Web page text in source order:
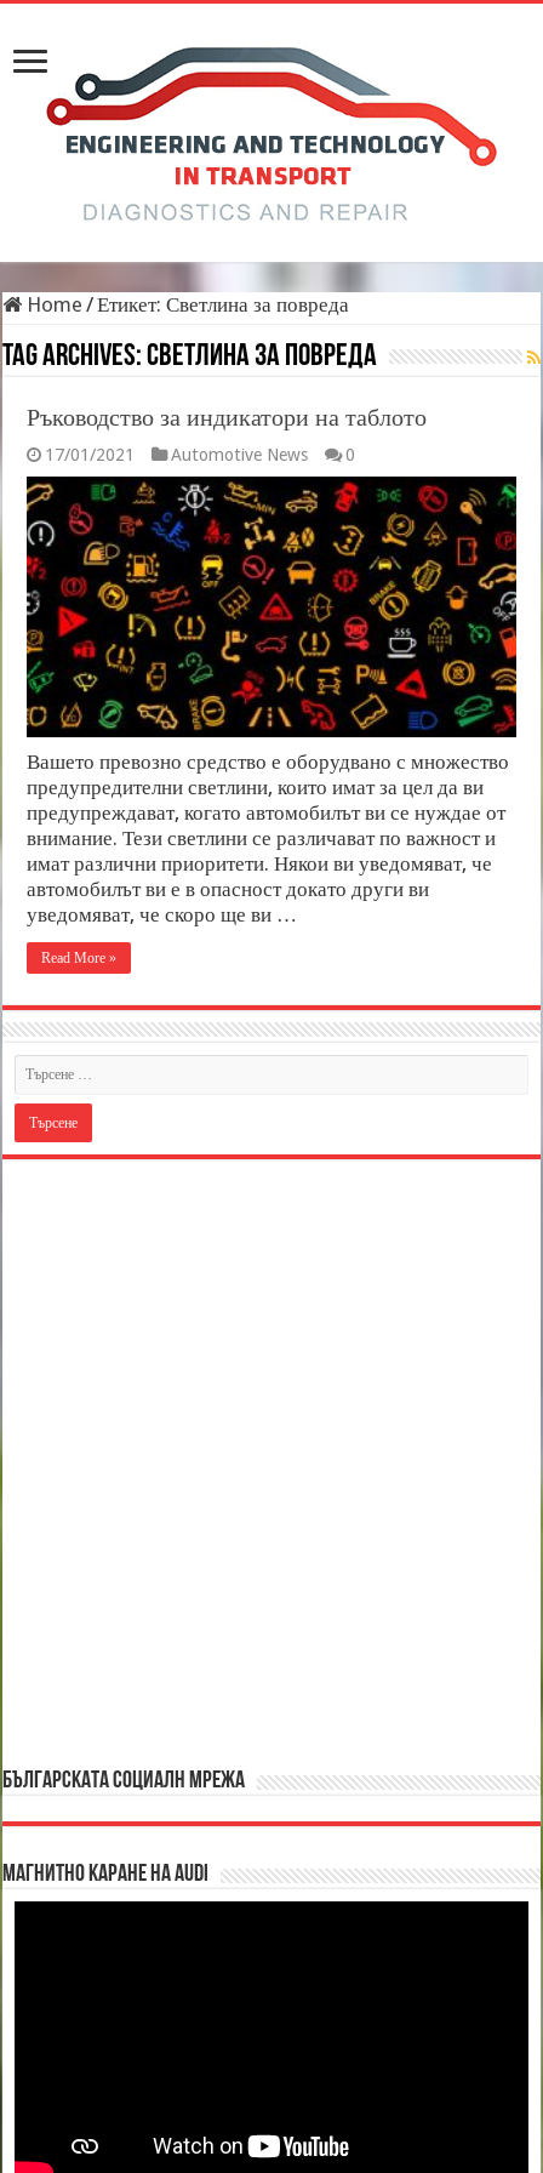
Home /Етикет:Светлина за повреда
Tag Archives:Светлина за повреда
Ръководство за индикатори на таблото
17/01/2021 Automotive News 0
Вашето превозно средство е оборудвано с множество
предупредителни светлини, които имат за цел да ви
предупреждават, когато автомобилът ви се нуждае от
внимание. Тези светлини се различават по важност и
имат различни приоритети. Някои ви уведомяват, че
автомобилът ви е в опасност докато други ви
уведомяват, че скоро ще ви …
Read More »
БЪЛГАРСКАТА СОЦИАЛН МРЕЖА
Магнитно каране на Audi